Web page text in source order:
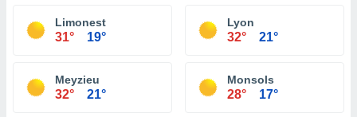
Limonest
31° 19°
Lyon
32° 21°
Meyzieu
32° 21°
Monsols
28° 17°